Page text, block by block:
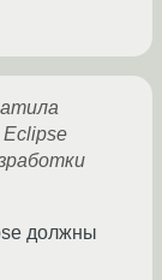
Eclipse
должны